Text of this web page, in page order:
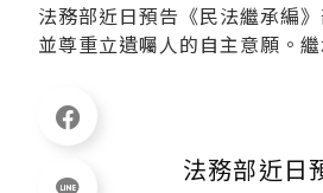
法務部近日預告《民法繼承編
並尊重立遺囑人的自主意願。
法務部近日